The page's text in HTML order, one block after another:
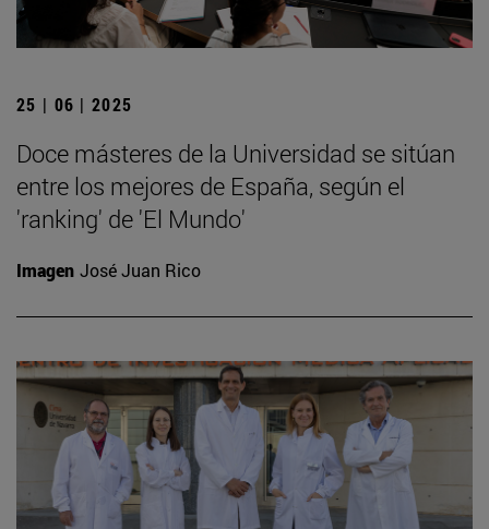
25 | 06 | 2025
Doce másteres de la Universidad se sitúan
entre los mejores de España, según el
'ranking' de 'El Mundo'
Imagen José Juan Rico